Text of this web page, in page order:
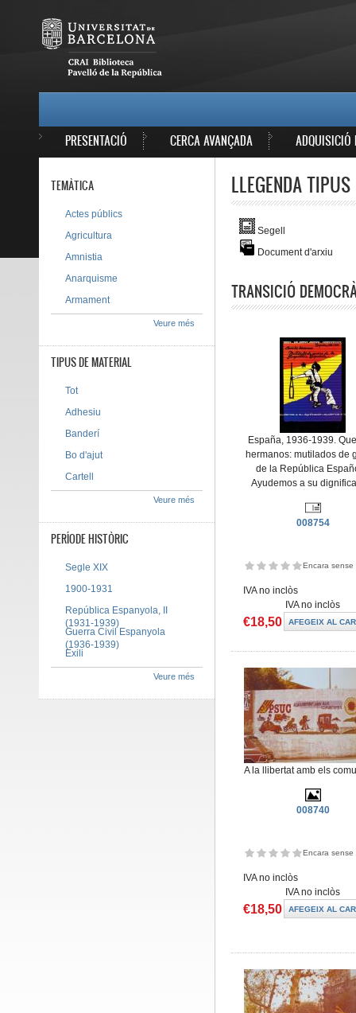
PRESENTACIÓ CERCA AVANÇADA ADQUISICIÓ
LLEGENDA
Segell
Document d'arxiu
TRANSICIÓ
España, 1936-1939.
hermanos: mutilados de
de la República
Ayudemos a su
008754
Encara sense
IVA no inclòs
IVA no inclòs
€18,50
A la llibertat amb els
008740
Encara sense
IVA no inclòs
IVA no inclòs
€18,50
TEMÀTICA
Actes públics
Agricultura
Amnistia
Anarquisme
Armament
Veure més
TIPUS DE MATERIAL
Tot
Adhesiu
Banderí
Bo d'ajut
Cartell
Veure més
PERÍODE HISTÒRIC
Segle XIX
1900-1931
República Espanyola, II
(1931-1939)
Guerra Civil Espanyola
(1936-1939)
Exili
Veure més